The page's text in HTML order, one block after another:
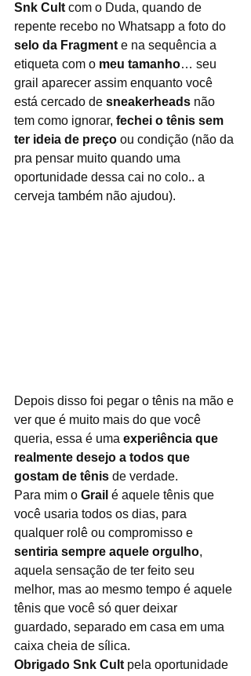
Snk Cult com o Duda, quando de
repente recebo no Whatsapp a foto do
selo da Fragment e na sequência a
etiqueta com o meu tamanho… seu
grail aparecer assim enquanto você
está cercado de sneakerheads não
tem como ignorar, fechei o tênis sem
ter ideia de preço ou condição (não da
pra pensar muito quando uma
oportunidade dessa cai no colo.. a
cerveja também não ajudou).
Depois disso foi pegar o tênis na mão e
ver que é muito mais do que você
queria, essa é uma experiência que
realmente desejo a todos que
gostam de tênis de verdade.
Para mim o Grail é aquele tênis que
você usaria todos os dias, para
qualquer rolê ou compromisso e
sentiria sempre aquele orgulho,
aquela sensação de ter feito seu
melhor, mas ao mesmo tempo é aquele
tênis que você só quer deixar
guardado, separado em casa em uma
caixa cheia de sílica.
Obrigado Snk Cult pela oportunidade